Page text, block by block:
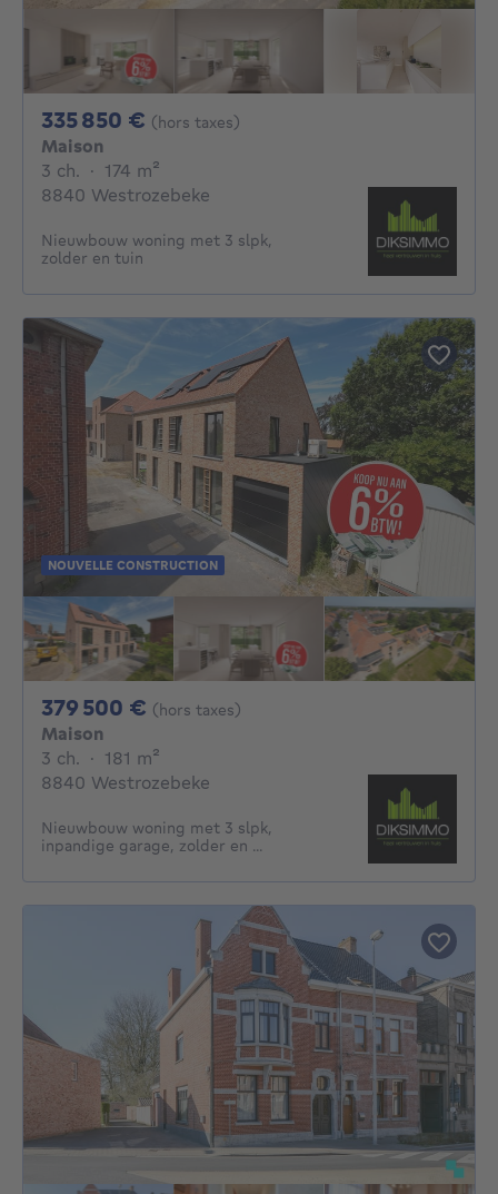
335 850 € 335850€
(hors taxes)
Maison
3 ch. 3 chambres
· 174 m²
8840 Westrozebeke
Nieuwbouw woning met 3 slpk,
zolder en tuin
NOUVELLE CONSTRUCTION
379 500 € 379500€
(hors taxes)
Maison
3 ch. 3 chambres
· 181 m²
8840 Westrozebeke
Nieuwbouw woning met 3 slpk,
inpandige garage, zolder en ...